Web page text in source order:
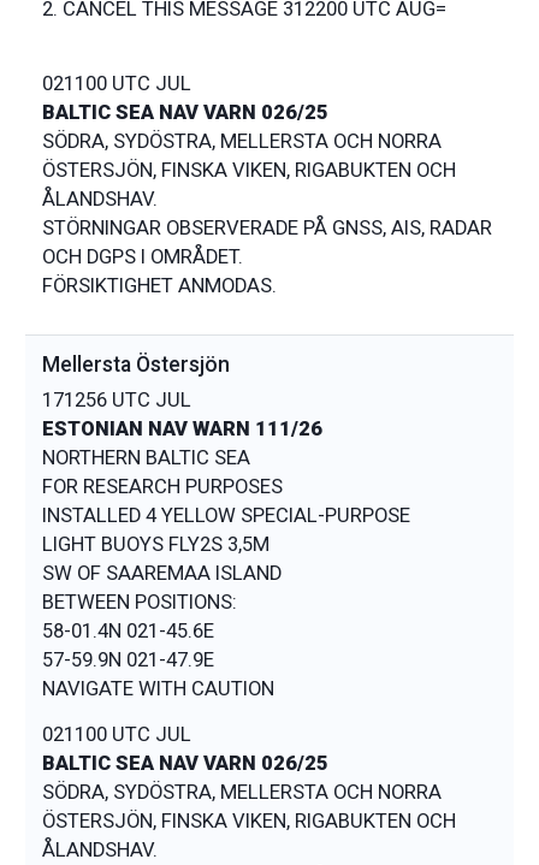
2. CANCEL THIS MESSAGE 312200 UTC AUG=
021100 UTC JUL
BALTIC SEA NAV VARN 026/25
SÖDRA, SYDÖSTRA, MELLERSTA OCH NORRA
ÖSTERSJÖN, FINSKA VIKEN, RIGABUKTEN OCH
ÅLANDSHAV.
STÖRNINGAR OBSERVERADE PÅ GNSS, AIS, RADAR
OCH DGPS I OMRÅDET.
Mellersta Östersjön
171256 UTC JUL
ESTONIAN NAV WARN 111/26
NORTHERN BALTIC SEA
FOR RESEARCH PURPOSES
INSTALLED 4 YELLOW SPECIAL-PURPOSE
LIGHT BUOYS FLY2S 3,5M
SW OF SAAREMAA ISLAND
BETWEEN POSITIONS:
58-01.4N 021-45.6E
57-59.9N 021-47.9E
021100 UTC JUL
BALTIC SEA NAV VARN 026/25
SÖDRA, SYDÖSTRA, MELLERSTA OCH NORRA
ÖSTERSJÖN, FINSKA VIKEN, RIGABUKTEN OCH
ÅLANDSHAV.